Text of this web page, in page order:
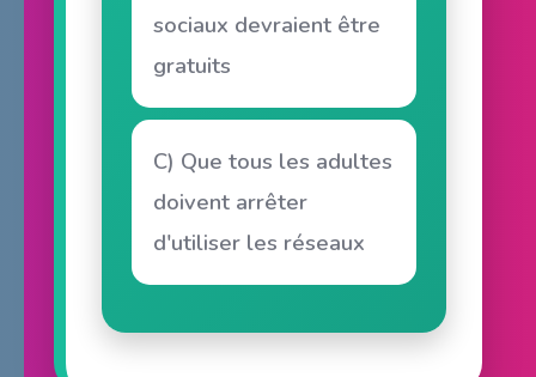
sociaux devraient être
gratuits
C) Que tous les adultes
doivent arrêter
d'utiliser les réseaux